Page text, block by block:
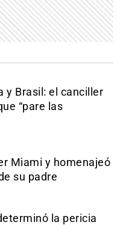
y Brasil: el canciller
“pare las
Miami y homenajeó
su padre
la pericia